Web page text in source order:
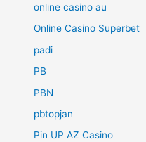
online casino au
Online Casino Superbet
padi
PB
PBN
pbtopjan
Pin UP AZ Casino